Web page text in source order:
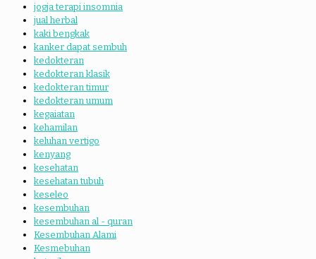
jogja terapi insomnia
jual herbal
kaki bengkak
kanker dapat sembuh
kedokteran
kedokteran klasik
kedokteran timur
kedokteran umum
kegaiatan
kehamilan
keluhan vertigo
kenyang
kesehatan
kesehatan tubuh
keseleo
kesembuhan
kesembuhan al - quran
Kesembuhan Alami
Kesmebuhan